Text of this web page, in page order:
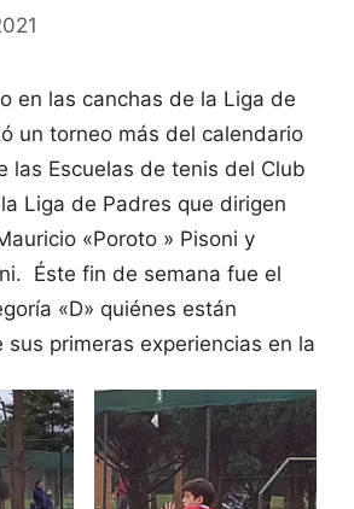
en las canchas de la Liga de
un torneo más del calendario
las Escuelas de tenis del Club
Liga de Padres que dirigen
«Poroto » Pisoni y
Éste fin de semana fue el
«D» quiénes están
primeras experiencias en la